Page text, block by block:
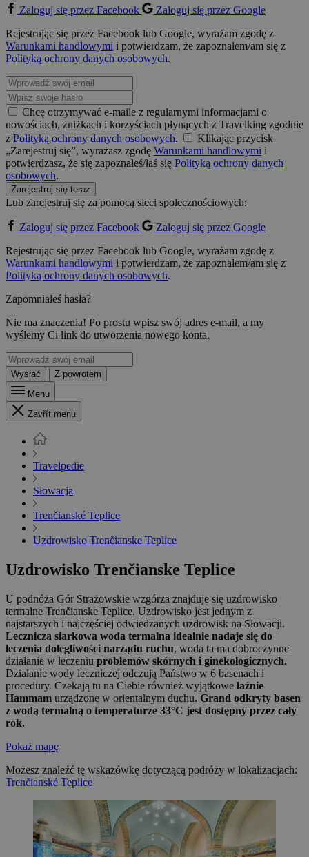
Zaloguj się przez Facebook
Zaloguj się przez Google
Rejestrując się przez Facebook lub Google, wyrażam zgodę z
Warunkami handlowymi i potwierdzam, że zapoznałem/am się z
Polityką ochrony danych osobowych.
Chcę otrzymywać e-maile z regularnymi informacjami o
nowościach, zniżkach i korzyściach płynących z Travelking zgodnie
z Polityką ochrony danych osobowych.
Klikając przycisk
„Zarejestruj się”, wyrażasz zgodę Warunkami handlowymi i
potwierdzasz, że się zapoznałeś/łaś się Polityką ochrony danych
osobowych.
Zarejestruj się teraz
Lub zarejestruj się za pomocą sieci społecznościowych:
Zaloguj się przez Facebook
Zaloguj się przez Google
Rejestrując się przez Facebook lub Google, wyrażam zgodę z
Warunkami handlowymi i potwierdzam, że zapoznałem/am się z
Polityką ochrony danych osobowych.
Zapomniałeś hasła?
Nie ma znaczenia! Po prostu wpisz swój adres e-mail, a my
wyślemy Ci link do utworzenia nowego konta.
Wysłać
Z powrotem
Menu
Zavřít menu
Travelpedie
Słowacja
Trenčianské Teplice
Uzdrowisko Trenčianske Teplice
Uzdrowisko Trenčianske Teplice
U podnóża Gór Strażowskie wzgórza znajduje się uzdrowisko
termalne Trenčianske Teplice. Uzdrowisko jest jednym z
najstarszych i najczęściej odwiedzanych uzdrowisk na Słowacji.
Lecznicza siarkowa woda termalna idealnie nadaje się do
leczenia dolegliwości narządu ruchu, woda ta ma dobroczynne
działanie w leczeniu problemów skórnych i ginekologicznych.
Działanie wody leczniczej odczują Państwo w 6 basenach i
procedury. Czekają tu na Ciebie również wyjątkowe łaźnie
Hammam urządzone w orientalnym duchu. Grand odkryty basen
z wodą termalną o temperaturze 33°C jest dostępny przez cały
rok.
Pokaż mapę
Możesz znaleźć tę wskazówkę dotyczącą podróży w lokalizacjach:
Trenčianské Teplice